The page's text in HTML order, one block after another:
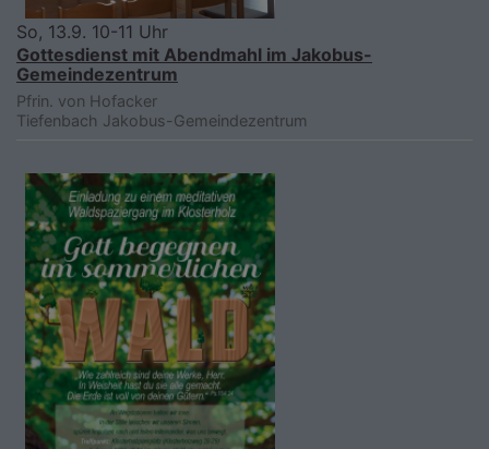
So, 13.9. 10-11 Uhr
Gottesdienst mit Abendmahl im Jakobus-
Gemeindezentrum
Pfrin. von Hofacker
Tiefenbach Jakobus-Gemeindezentrum